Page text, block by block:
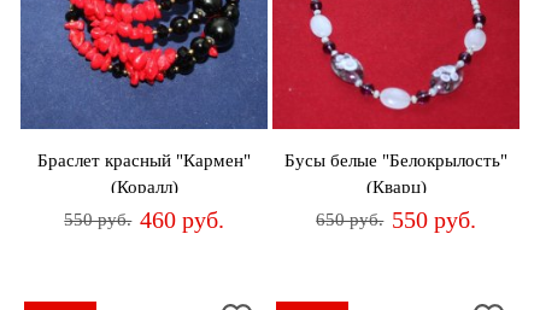
Браслет красный "Кармен"
(Коралл)
550 руб. 460 руб.
Бусы белые "Белокрылость"
(Кварц)
650 руб. 550 руб.